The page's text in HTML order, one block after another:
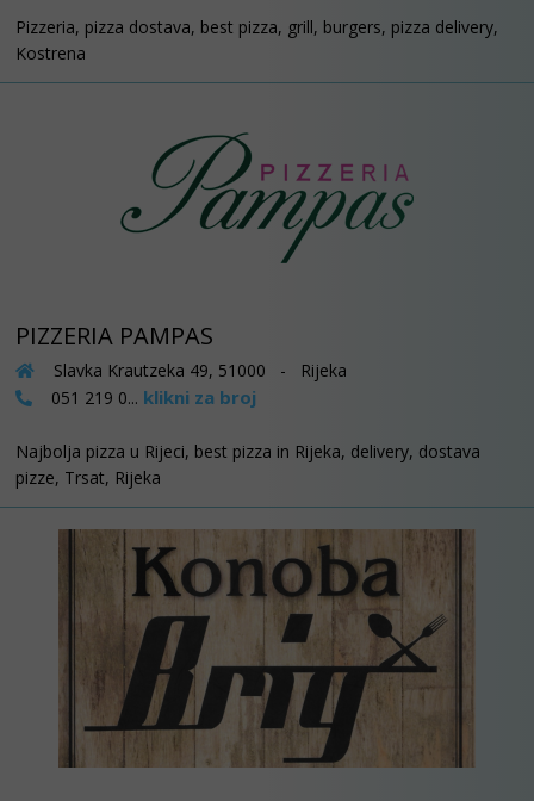
Pizzeria, pizza dostava, best pizza, grill, burgers, pizza delivery,
Kostrena
PIZZERIA PAMPAS
Slavka Krautzeka 49, 51000 - Rijeka
051 219 0... klikni za broj
Najbolja pizza u Rijeci, best pizza in Rijeka, delivery, dostava
pizze, Trsat, Rijeka